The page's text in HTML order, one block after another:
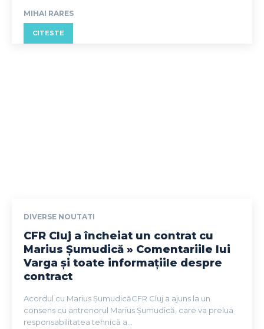
MIHAI RARES
CITESTE
DIVERSE NOUTATI
CFR Cluj a încheiat un contrat cu
Marius Șumudică » Comentariile lui
Varga și toate informațiile despre
contract
Acordul cu Marius ȘumudicăCFR Cluj a ajuns la un
consens cu antrenorul Marius Șumudică, care va prelua
responsabilitatea tehnică a...